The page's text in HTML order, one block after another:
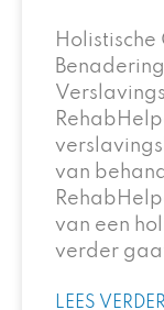
van
van een
verder
LEES